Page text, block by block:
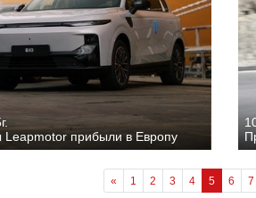
Leapmotor прибыли в Европу
« 1 2 3 4 5 6 7